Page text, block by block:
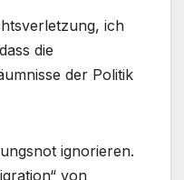
ich
die
der Politik
ignorieren.
von